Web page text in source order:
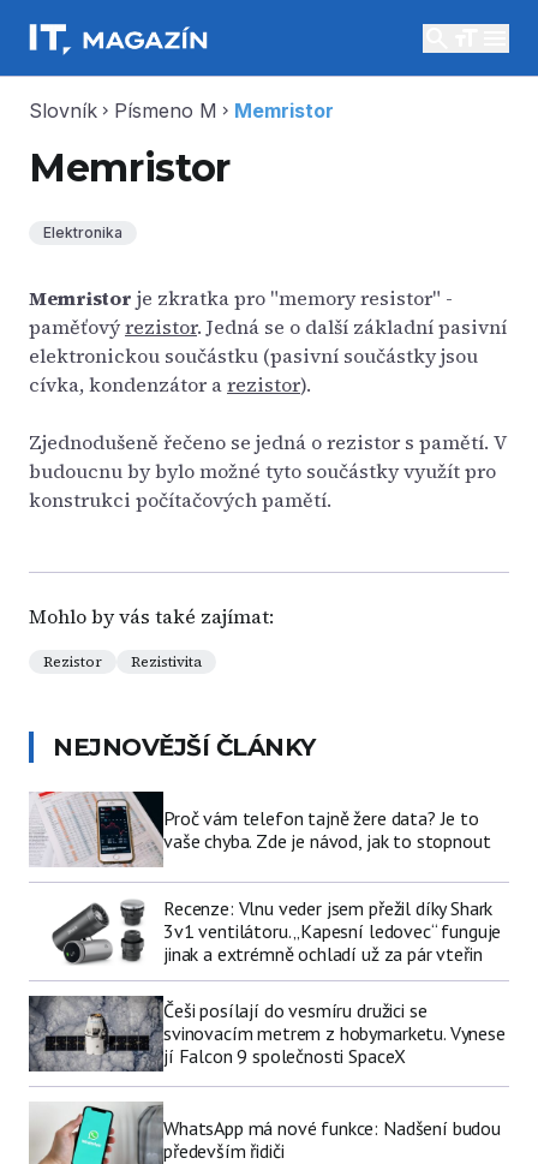
Slovník chevron_right Písmeno M chevron_right Memristor
Memristor
Elektronika
Memristor je zkratka pro "memory resistor" -
paměťovýrezistor. Jedná se o další základní pasivní
elektronickou součástku (pasivní součástky jsou
cívka, kondenzátor arezistor).
Zjednodušeně řečeno se jedná o rezistor s pamětí. V
budoucnu by bylo možné tyto součástky využít pro
konstrukci počítačových pamětí.
Mohlo by vás také zajímat:
Rezistor Rezistivita
NEJNOVĚJŠÍ ČLÁNKY
Proč vám telefon tajně žere data? Je to
vaše chyba. Zde je návod, jak to stopnout
Recenze: Vlnu veder jsem přežil díky Shark
3v1 ventilátoru. „Kapesní ledovec“ funguje
jinak a extrémně ochladí už za pár vteřin
Češi posílají do vesmíru družici se
svinovacím metrem z hobymarketu. Vynese
jí Falcon 9 společnosti SpaceX
WhatsApp má nové funkce: Nadšení budou
především řidiči